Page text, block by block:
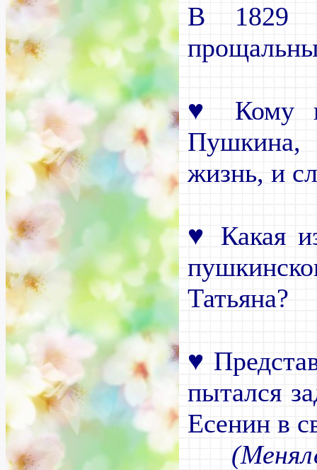
В 1829
♥
Кому
Пушкина,
жизнь, и
♥
Какая
Татьяна?
♥
пытался
Есенин в